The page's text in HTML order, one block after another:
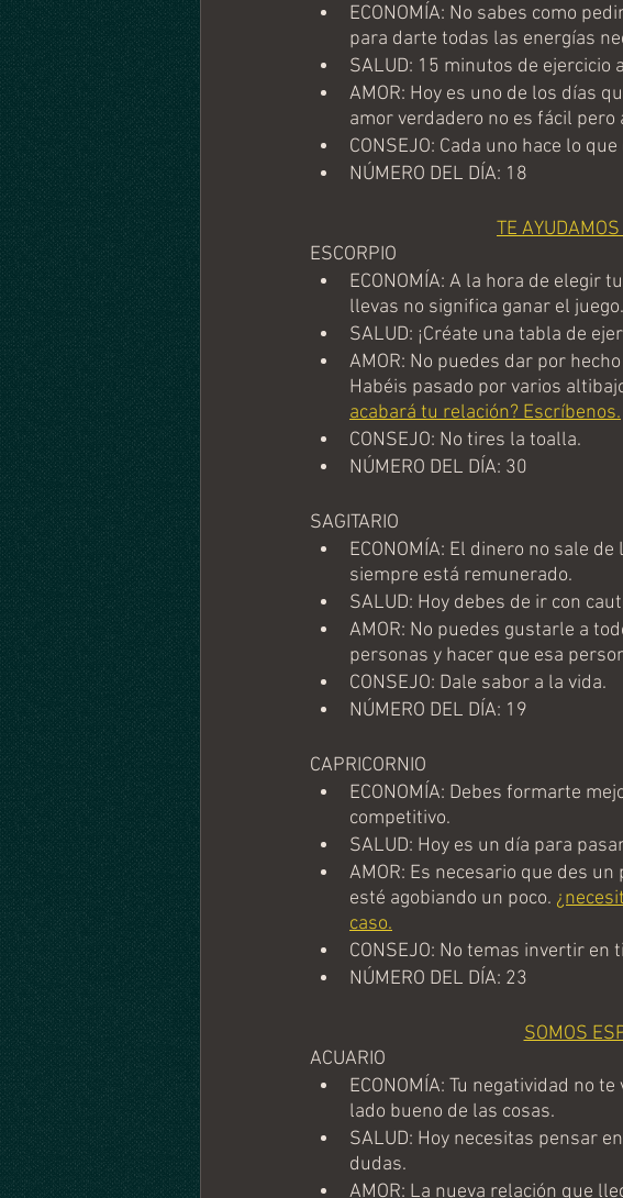
ECONOMÍA: No sabes como
para darte todas las energías
SALUD: 15 minutos de
AMOR: Hoy es uno de los días
amor verdadero no es fácil
CONSEJO: Cada uno hace lo
NÚMERO DEL DÍA: 18
TE
ESCORPIO
ECONOMÍA: A la hora de elegir
llevas no significa ganar el juego.
SALUD: ¡Créate una tabla de
AMOR: No puedes dar por
Habéis pasado por varios
acabará tu relación? Escríbenos.
CONSEJO: No tires la toalla.
NÚMERO DEL DÍA: 30
SAGITARIO
ECONOMÍA: El dinero no sale
siempre está remunerado.
SALUD: Hoy debes de ir con
AMOR: No puedes gustarle a
personas y hacer que esa
CONSEJO: Dale sabor a la vida.
NÚMERO DEL DÍA: 19
CAPRICORNIO
ECONOMÍA: Debes formarte
competitivo.
SALUD: Hoy es un día para
AMOR: Es necesario que des
esté agobiando un poco.
caso.
CONSEJO: No temas invertir en
NÚMERO DEL DÍA: 23
SOMOS
ACUARIO
ECONOMÍA: Tu negatividad no
lado bueno de las cosas.
SALUD: Hoy necesitas pensar
dudas.
AMOR: La nueva relación que